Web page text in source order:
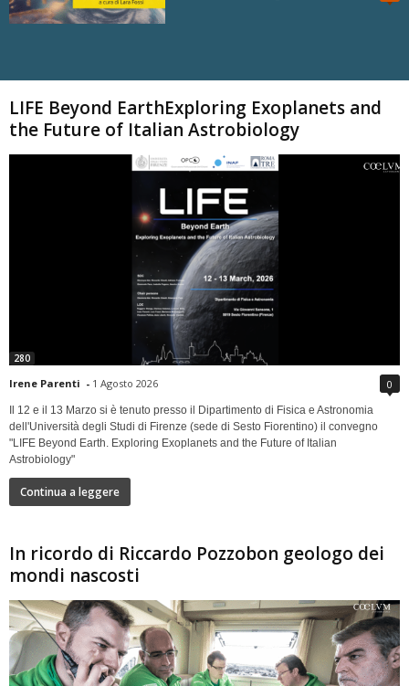
LIFE Beyond EarthExploring Exoplanets and
the Future of Italian Astrobiology
280
Irene Parenti - 1 Agosto 2026 0
Il 12 e il 13 Marzo si è tenuto presso il Dipartimento di Fisica e Astronomia
dell'Università degli Studi di Firenze (sede di Sesto Fiorentino) il convegno
"LIFE Beyond Earth. Exploring Exoplanets and the Future of Italian
Astrobiology"
Continua a leggere
In ricordo di Riccardo Pozzobon geologo dei
mondi nascosti